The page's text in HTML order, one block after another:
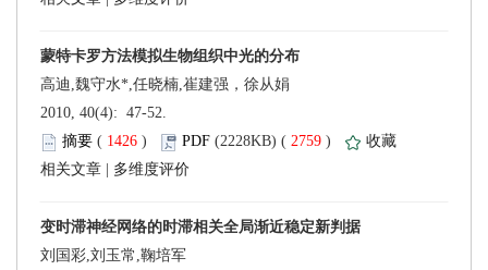
2010, 40(4): 47-52.
(
) 2759 )